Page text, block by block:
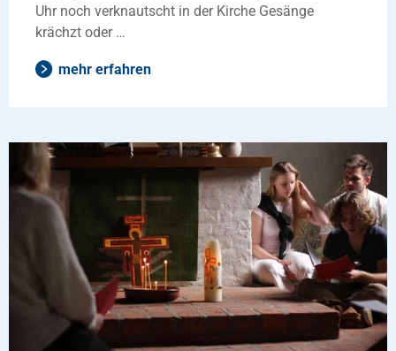
Uhr noch verknautscht in der Kirche Gesänge
krächzt oder …
mehr erfahren